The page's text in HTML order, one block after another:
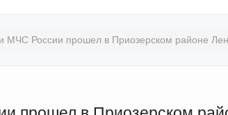
МЧС России прошел в Приозерском районе